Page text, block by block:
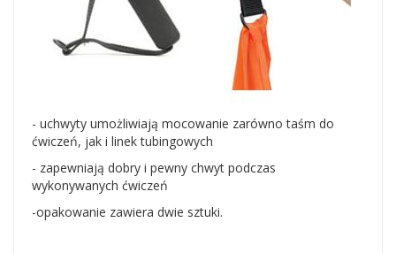
- uchwyty umożliwiają mocowanie zarówno taśm do
ćwiczeń, jak i linek tubingowych
- zapewniają dobry i pewny chwyt podczas
wykonywanych ćwiczeń
-opakowanie zawiera dwie sztuki.